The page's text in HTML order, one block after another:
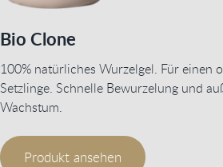
Bio Clone
100% natürliches Wurzelgel. Für einen
Setzlinge. Schnelle Bewurzelung und
Wachstum.
Produkt ansehen